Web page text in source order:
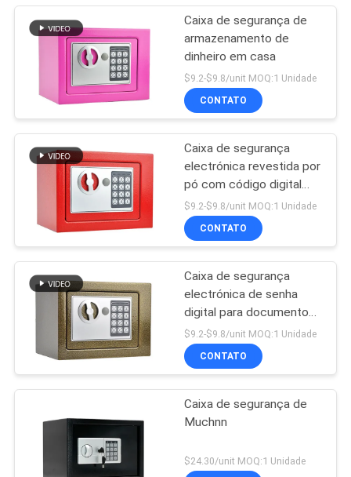
Caixa de segurança de
armazenamento de
dinheiro em casa
$9.2-$9.8/unit MOQ:1 Unidade
CONTATO
Caixa de segurança
electrónica revestida por
pó com código digital
MUCHN
$9.2-$9.8/unit MOQ:1 Unidade
CONTATO
Caixa de segurança
electrónica de senha
digital para documentos
em numerário
$9.2-$9.8/unit MOQ:1 Unidade
CONTATO
Caixa de segurança de
Muchnn
$24.30/unit MOQ:1 Unidade